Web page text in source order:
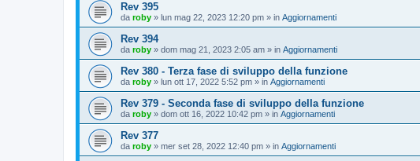
Rev 395
da roby » lun mag 22, 2023 12:20 pm » in Aggiornamenti
Rev 394
da roby » dom mag 21, 2023 2:05 am » in Aggiornamenti
Rev 380 - Terza fase di sviluppo della funzione
da roby » lun ott 17, 2022 5:52 pm » in Aggiornamenti
Rev 379 - Seconda fase di sviluppo della funzione
da roby » dom ott 16, 2022 10:42 pm » in Aggiornamenti
Rev 377
da roby » mer set 28, 2022 12:40 pm » in Aggiornamenti